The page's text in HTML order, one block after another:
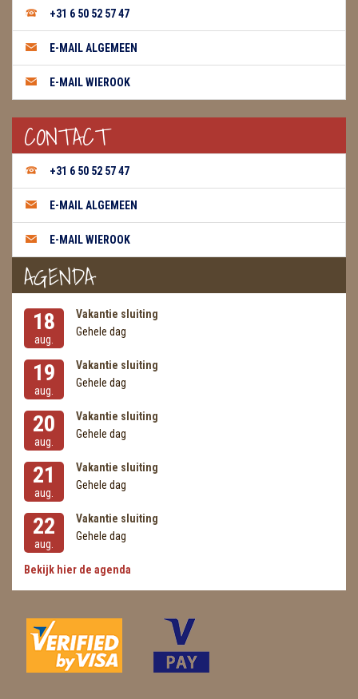
+31 6 50 52 57 47
E-MAIL ALGEMEEN
E-MAIL WIEROOK
CONTACT
+31 6 50 52 57 47
E-MAIL ALGEMEEN
E-MAIL WIEROOK
AGENDA
18
aug.
Vakantie sluiting
Gehele dag
19
aug.
Vakantie sluiting
Gehele dag
20
aug.
Vakantie sluiting
Gehele dag
21
aug.
Vakantie sluiting
Gehele dag
22
aug.
Vakantie sluiting
Gehele dag
Bekijk hier de agenda